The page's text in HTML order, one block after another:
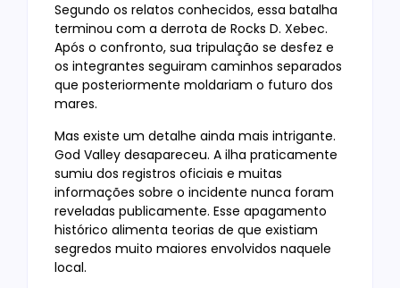
Segundo os relatos conhecidos, essa batalha
terminou com a derrota de Rocks D. Xebec.
Após o confronto, sua tripulação se desfez e
os integrantes seguiram caminhos separados
que posteriormente moldariam o futuro dos
mares.
Mas existe um detalhe ainda mais intrigante.
God Valley desapareceu. A ilha praticamente
sumiu dos registros oficiais e muitas
informações sobre o incidente nunca foram
reveladas publicamente. Esse apagamento
histórico alimenta teorias de que existiam
segredos muito maiores envolvidos naquele
local.